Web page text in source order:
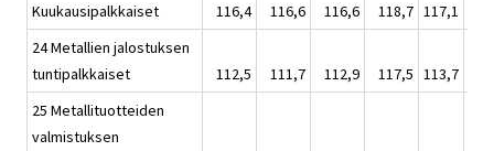
Kuukausipalkkaiset
116,4 116,6 116,6 118,7 117,1
24 Metallien jalostuksen
tuntipalkkaiset
112,5 111,7 112,9 117,5 113,7
25 Metallituotteiden
valmistuksen